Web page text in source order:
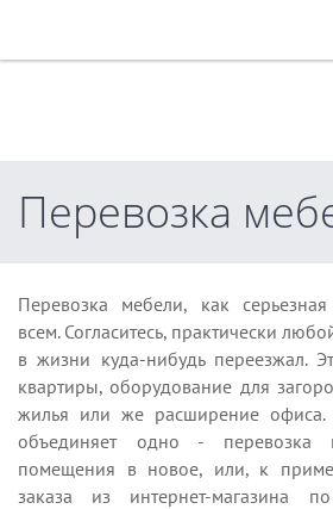
Перевозка
Перевозка мебели, как
всем. Согласитесь, практически
в жизни куда-нибудь переезжал.
квартиры, оборудование для
жилья или же расширение офиса.
объединяет одно - перевозка
помещения в новое, или, к
заказа из интернет-магазина